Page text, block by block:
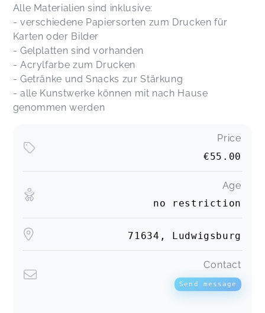
Alle Materialien sind inklusive:
- verschiedene Papiersorten zum Drucken für
Karten oder Bilder
- Gelplatten sind vorhanden
- Acrylfarbe zum Drucken
- Getränke und Snacks zur Stärkung
- alle Kunstwerke können mit nach Hause
genommen werden
Price
€55.00
Age
no restriction
71634, Ludwigsburg
Contact
Send message